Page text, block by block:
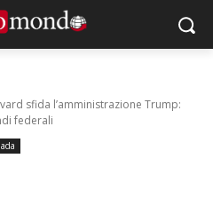
sfida l’amministrazione Trump:
federali